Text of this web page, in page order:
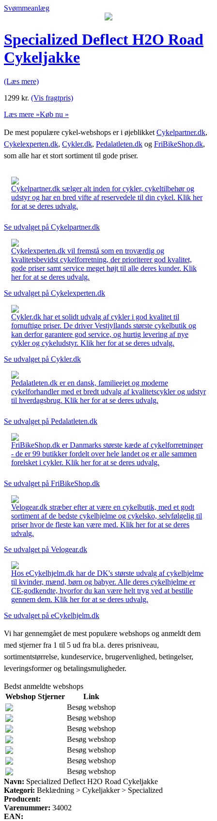
Svømmeanlæg
Specialized Deflect H2O Road
Cykeljakke
(Læs mere)
1299 kr. (Vis fragtpris)
Læs mere »Køb nu »
De mest populære cykel-webshops er i øjeblikket Cykelpartner.dk,
Cykelexperten.dk, Cykler.dk, Pedalatleten.dk og FriBikeShop.dk,
som alle har et stort sortiment til gode priser.
Cykelpartner.dk sælger alt inden for cykler, cykeltilbehør og
udstyr og har en bred vifte af reservedele til din cykel. Klik her
for at se deres udvalg.
Se udvalget på Cykelpartner.dk
Cykelexperten.dk vil fremstå som en troværdig og
kvalitetsbevidst cykelforretning, der prioriterer god kvalitet,
gode priser samt service meget højt til alle deres kunder. Klik
her for at se deres udvalg.
Se udvalget på Cykelexperten.dk
Cykler.dk har et solidt udvalg af cykler i god kvalitet til
fornuftige priser. De driver Vestjyllands største cykelbutik og
kan derfor garantere god service, og hurtig levering af nye
cykler og cykeludstyr. Klik her for at se deres udvalg.
Se udvalget på Cykler.dk
Pedalatleten.dk er en dansk, familieejet og moderne
cykelforhandler med et bredt udvalg af kvalitetscykler og udstyr
til hverdagsbrug. Klik her for at se deres udvalg.
Se udvalget på Pedalatleten.dk
FriBikeShop.dk er Danmarks største kæde af cykelforretninger
- de er 99 butikker fordelt over hele landet og er alle sammen
forelsket i cykler. Klik her for at se deres udvalg.
Se udvalget på FriBikeShop.dk
Velogear.dk stræber efter at være en cykelbutik, med et godt
sortiment af de bedste cykelhjelme og cykelsko, selvfølgelig til
priser hvor de fleste kan være med. Klik her for at se deres
udvalg.
Se udvalget på Velogear.dk
Hos eCykelhjelm.dk har de DK's største udvalg af cykelhjelme
til kvinder, mænd, børn og babyer. Alle deres cykelhjelme er
CE-godkendte, hvorfor du kan være helt tryg ved at bestille
gennem dem. Klik her for at se deres udvalg.
Se udvalget på eCykelhjelm.dk
Vi har gennemgået de mest populære webshops og anmeldt dem
med stjerner fra 1 til 5 ud fra bl.a. deres prisniveau,
sortimentstørrelse, kundeservice, brugervenlighed, betingelser,
leveringsformer og betalingsmuligheder.
Bedst anmeldte webshops
Webshop Stjerner
Link
Besøg webshop
Besøg webshop
Besøg webshop
Besøg webshop
Besøg webshop
Besøg webshop
Besøg webshop
Navn: Specialized Deflect H2O Road Cykeljakke
Kategori: Beklædning > Cykeljakker > Specialized
Producent:
Varenummer: 34002
EAN: